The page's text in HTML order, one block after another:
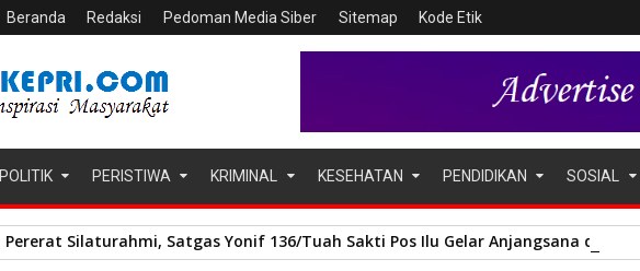
Beranda Redaksi Pedoman Media Siber Sitemap Kode Etik
POLITIK PERISTIWA KRIMINAL KESEHATAN PENDIDIKAN SOSIAL
Pererat Silaturahmi, Satgas Yonif 136/Tuah Sakti Pos Ilu Gelar Anjangsana di